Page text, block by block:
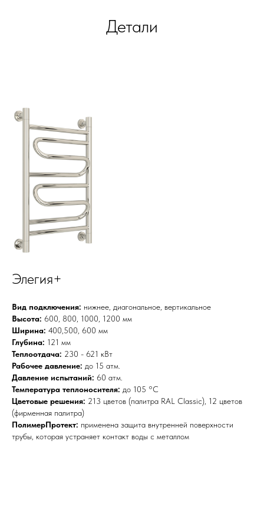
Детали
Элегия+
Вид подключения: нижнее, диагональное, вертикальное
Высота: 600, 800, 1000, 1200 мм
Ширина: 400,500, 600 мм
Глубина: 121 мм
Теплоотдача: 230 - 621 кВт
Рабочее давление: до 15 атм.
Давление испытаний: 60 атм.
Температура теплоносителя: до 105 °С
Цветовые решения: 213 цветов (палитра RAL Classic), 12 цветов
(фирменная палитра)
ПолимерПротект: применена защита внутренней поверхности
трубы, которая устраняет контакт воды с металлом